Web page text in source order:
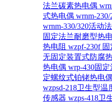
法兰碳素热电偶
式热电偶 wrnm-
wrnm-330/320活动
固定法兰耐磨型热
热电阻 wzpf-230f
无固定装置式防腐
热电偶 wrp-430固
定螺纹式铂铑热电偶
wzpsd-218卫生型温
传感器 wzps-418卫